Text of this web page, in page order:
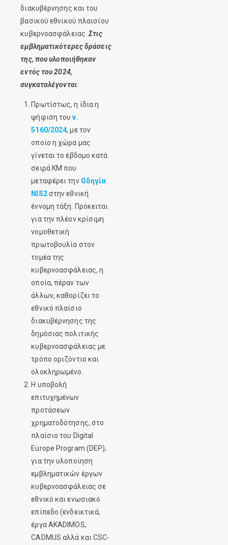
διακυβέρνησης και του
βασικού εθνικού πλαισίου
κυβερνοασφάλειας.Στις
εμβληματικότερες δράσεις
της, που υλοποιήθηκαν
εντός του 2024,
συγκαταλέγονται:
Πρωτίστως, η ίδια η
ψήφιση τουν.
5160/2024, με τον
οποίο η χώρα μας
γίνεται το έβδομο κατά
σειρά ΚΜ που
μεταφέρει την Οδηγία
NIS2στην εθνική
έννομη τάξη. Πρόκειται
για την πλέον κρίσιμη
νομοθετική
πρωτοβουλία στον
τομέα της
κυβερνοασφάλειας, η
οποία, πέραν των
άλλων, καθορίζει το
εθνικό πλαίσιο
διακυβέρνησης της
δημόσιας πολιτικής
κυβερνοασφάλειας με
τρόπο οριζόντιο και
ολοκληρωμένο.
Η υποβολή
επιτυχημένων
προτάσεων
χρηματοδότησης, στο
πλαίσιο του Digital
Europe Program (DEP),
για την υλοποίηση
εμβληματικών έργων
κυβερνοασφάλειας σε
εθνικό και ενωσιακό
επίπεδο (ενδεικτικά,
έργα AKADIMOS,
CADMUS αλλά και CSC-